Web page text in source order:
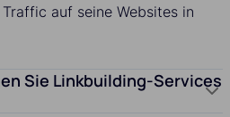
auf seine Websites in
Sie Linkbuilding-Services